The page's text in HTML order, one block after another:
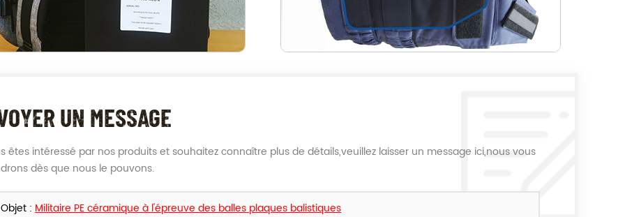
UN MESSAGE
êtes intéressé par nos produits et souhaitez connaître plus de détails,veuillez laisser un message ici,nous vous
dès que nous le pouvons.
Objet :Militaire PE céramique à l'épreuve des balles plaques balistiques